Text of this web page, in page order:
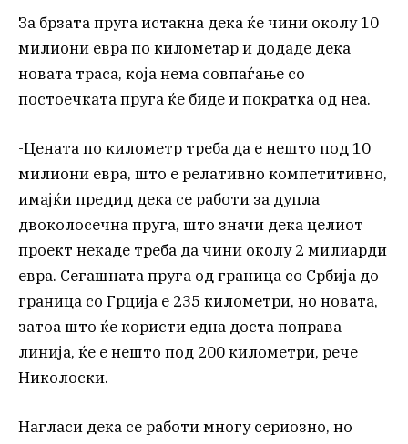
За брзата пруга истакна дека ќе чини околу 10
милиони евра по километар и додаде дека
новата траса, која нема совпаѓање со
постоечката пруга ќе биде и пократка од неа.
-Цената по километр треба да е нешто под 10
милиони евра, што е релативно компетитивно,
имајќи предид дека се работи за дупла
двоколосечна пруга, што значи дека целиот
проект некаде треба да чини околу 2 милиарди
евра. Сегашната пруга од граница со Србија до
граница со Грција е 235 километри, но новата,
затоа што ќе користи една доста поправа
линија, ќе е нешто под 200 километри, рече
Николоски.
Нагласи дека се работи многу сериозно, но